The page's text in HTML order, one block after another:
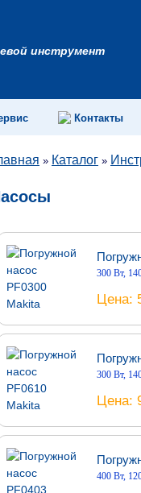
инструмент
Контакты
» Каталог »
300 Вт,
300 Вт,
400 Вт,